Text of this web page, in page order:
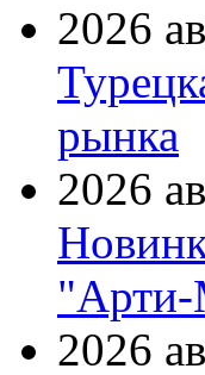
2026
рынка
2026
2026